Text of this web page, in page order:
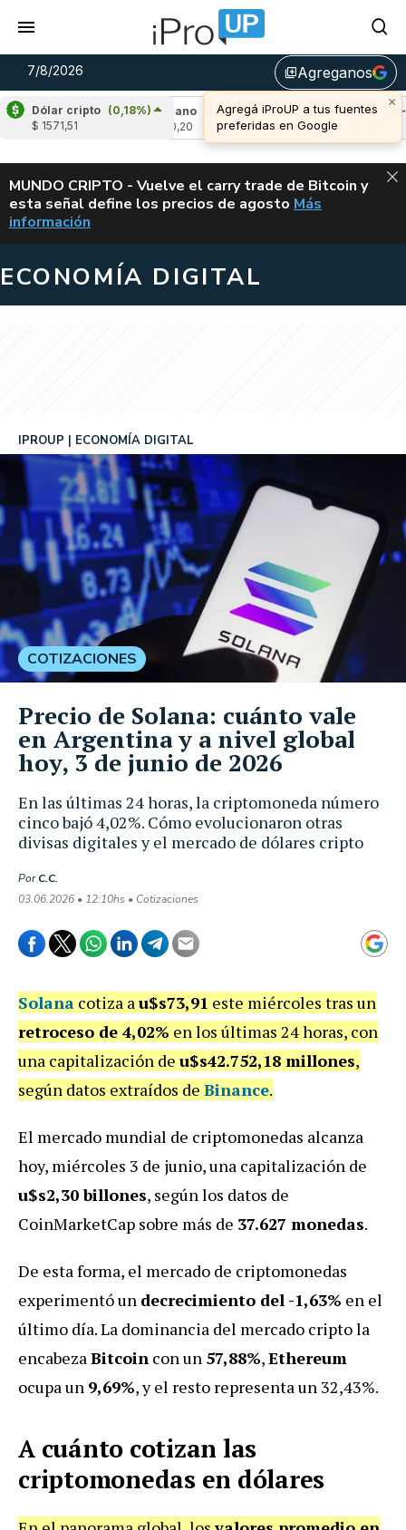
7/8/2026 library_addAgreganos
×
Agregá iProUP a tus fuentes
preferidas en Google
Dólar cripto (0,18%)
$ 1571,51
Cardano
(6,96%)
Avalanche (-
u$s 6,42
ALERTA
MUNDO CRIPTO - Vuelve el carry trade de Bitcoin y
esta señal define los precios de agosto VUELVE EL
Más
información
ECONOMÍA DIGITAL
En las últimas 24 horas, la criptomoneda número
cinco bajó 4,02%. Cómo evolucionaron otras
divisas digitales y el mercado de dólares cripto
IPROUP ECONOMÍA DIGITAL
PorC.C.
03.06.2026 • 12:10hs • Cotizaciones
COTIZACIONES
Precio de Solana: cuánto vale
en Argentina y a nivel global
hoy, 3 de junio de 2026
Solana cotiza au$s73,91 este miércoles tras un
retroceso de 4,02% en los últimas 24 horas, con
una capitalización de u$s42.752,18 millones,
según datos extraídos de Binance.
El mercado mundial de criptomonedas alcanza
hoy, miércoles 3 de junio, una capitalización de
u$s2,30 billones, según los datos de
CoinMarketCap sobre más de 37.627 monedas.
De esta forma, el mercado de criptomonedas
experimentó un decrecimiento del -1,63% en el
último día. La dominancia del mercado cripto la
encabezaBitcoin con un 57,88%,Ethereum
ocupa un 9,69%, y el resto representa un 32,43%.
A cuánto cotizan las
criptomonedas en dólares